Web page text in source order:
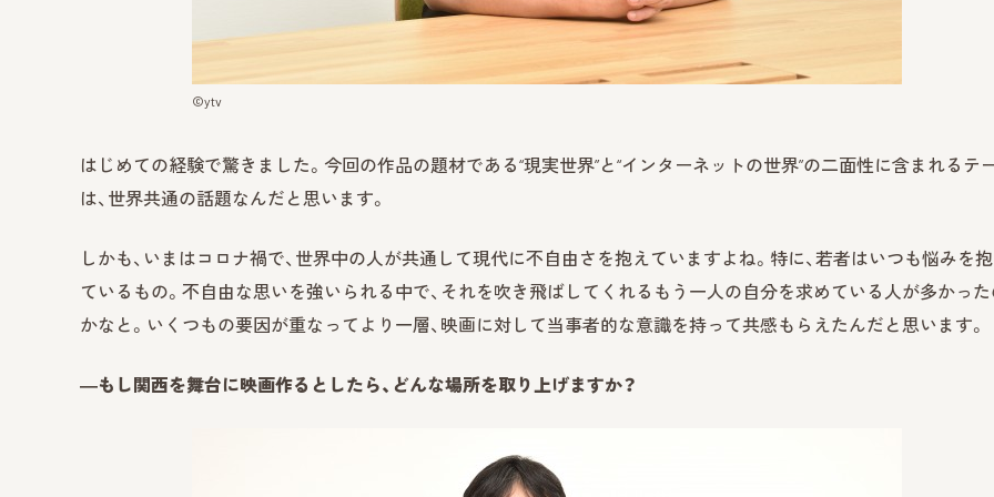
©︎ytv
はじめての経験で驚きました。今回の作品の題材である“現実世界”と“インターネットの世界”の二面性に含まれるテ
は、世界共通の話題なんだと思います。
しかも、いまはコロナ禍で、世界中の人が共通して現代に不自由さを抱えていますよね。特に、若者はいつも悩みを
ているもの。不自由な思いを強いられる中で、それを吹き飛ばしてくれるもう一人の自分を求めている人が多かった
かなと。いくつもの要因が重なってより一層、映画に対して当事者的な意識を持って共感もらえたんだと思います。
―もし関西を舞台に映画作るとしたら、どんな場所を取り上げますか？